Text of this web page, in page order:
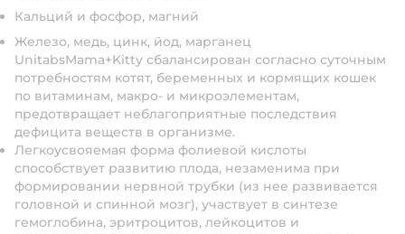
Кальций и фосфор, магний
Железо, медь, цинк, йод, марганец
UnitabsMama+Kitty сбалансирован согласно суточным
потребностям котят, беременных и кормящих кошек
по витаминам, макро- и микроэлементам,
предотвращает неблагоприятные последствия
дефицита веществ в организме.
Легкоусвояемая форма фолиевой кислоты
способствует развитию плода, незаменима при
формировании нервной трубки (из нее развивается
головной и спинной мозг), участвует в синтезе
гемоглобина, эритроцитов, лейкоцитов и